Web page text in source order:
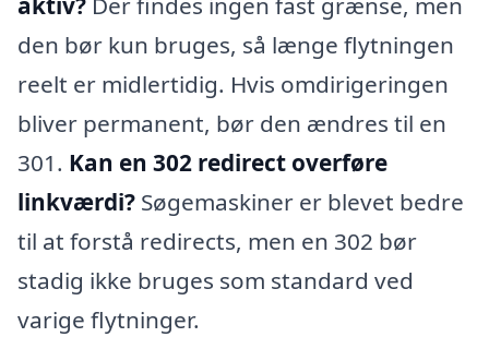
den bør kun bruges, så længe flytningen
reelt er midlertidig. Hvis omdirigeringen
bliver permanent, bør den ændres til en
301. Kan en 302 redirect overføre
linkværdi? Søgemaskiner er blevet bedre
til at forstå redirects, men en 302 bør
stadig ikke bruges som standard ved
varige flytninger.